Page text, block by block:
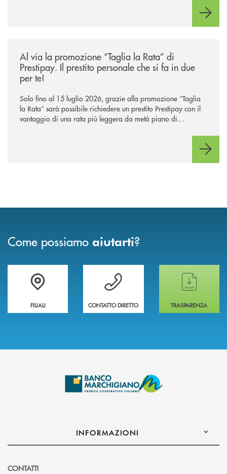
Al via la promozione “Taglia la Rata” di
Prestipay. Il prestito personale che si fa in due
per te!
Solo fino al 15 luglio 2026, grazie alla promozione “Taglia
la Rata” sarà possibile richiedere un prestito Prestipay con il
vantaggio di una rata più leggera da metà piano di
Come possiamo aiutarti?
Trova la filiale più vicina a te
FILIALI
Hai bisogno di assistenza immediata ?
CONTATTO DIRETTO
Hai bisogno di
TRASPARENZA
INFORMAZIONI
CONTATTI